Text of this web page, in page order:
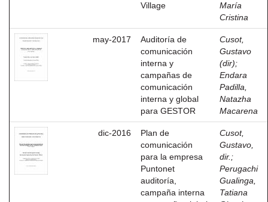
Village
María
Cristina
may-2017
Auditoría de
comunicación
interna y
campañas de
comunicación
interna y global
para GESTOR
Cusot,
Gustavo
(dir);
Endara
Padilla,
Natazha
Macarena
dic-2016
Plan de
comunicación
para la empresa
Puntonet
auditoría,
campaña interna
Cusot,
Gustavo,
dir. ;
Perugachi
Gualinga,
Tatiana